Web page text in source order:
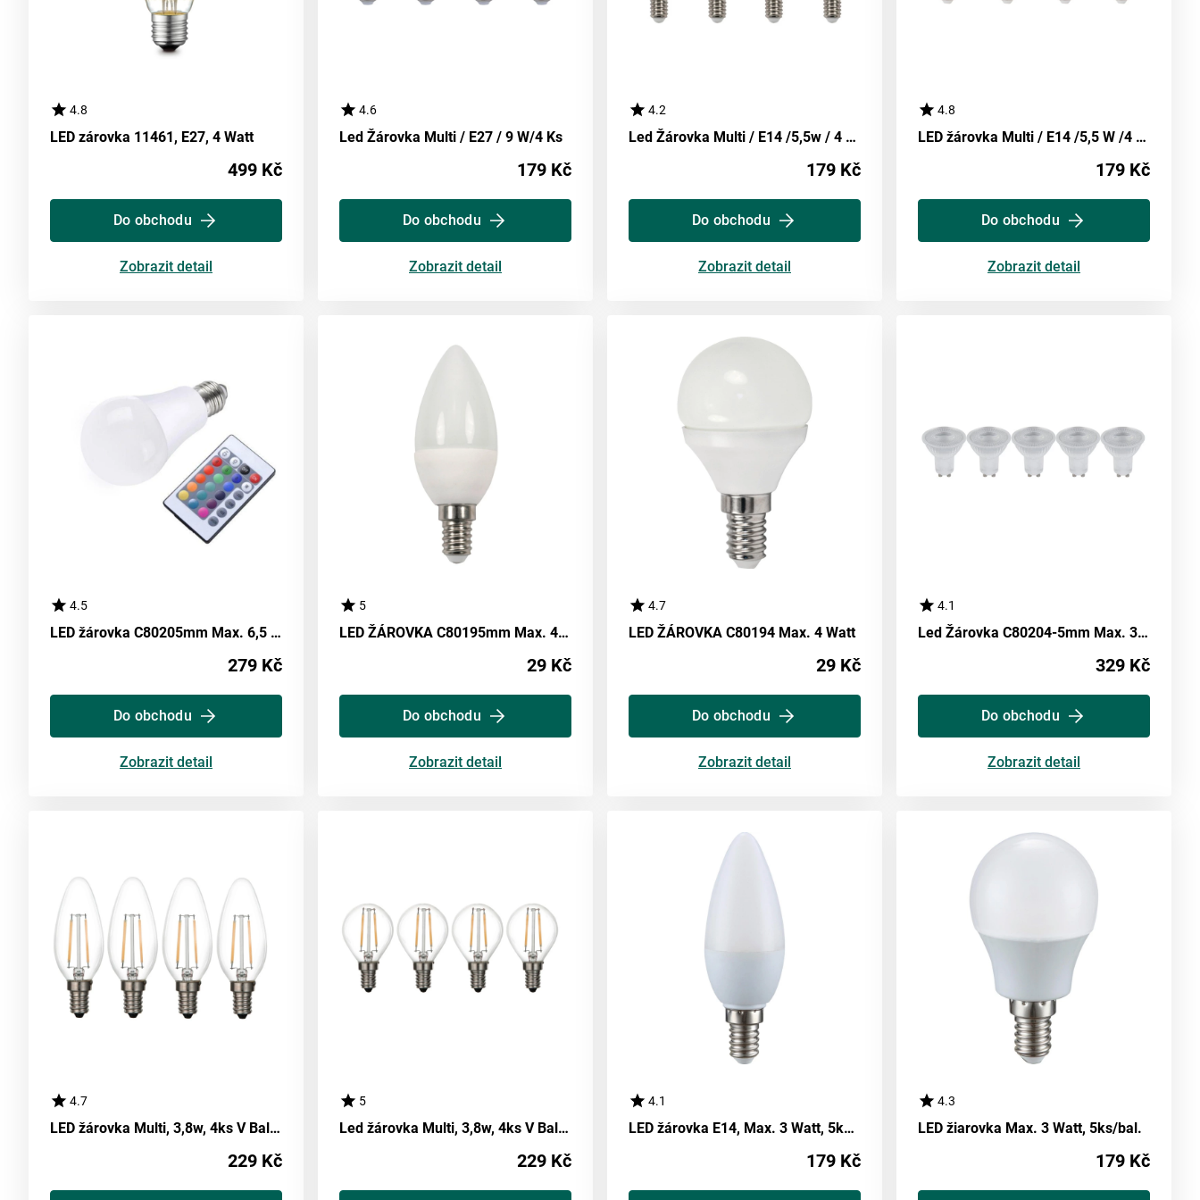
4.8
LED zárovka 11461, E27, 4 Watt
499 Kč
Do obchodu
Zobrazit detail
4.6
Led Žárovka Multi / E27 / 9 W/4 Ks
179 Kč
Do obchodu
Zobrazit detail
4.2
Led Žárovka Multi / E14 /5,5w / 4 Ks
179 Kč
Do obchodu
Zobrazit detail
4.8
LED žárovka Multi / E14 /5,5 W /4 Ks
179 Kč
Do obchodu
Zobrazit detail
4.5
LED žárovka C80205mm Max. 6,5 Watt
279 Kč
Do obchodu
Zobrazit detail
5
LED ŽÁROVKA C80195mm Max. 4 Watt
29 Kč
Do obchodu
Zobrazit detail
4.7
LED ŽÁROVKA C80194 Max. 4 Watt
29 Kč
Do obchodu
Zobrazit detail
4.1
Led Žárovka C80204-5mm Max. 3 Watt
329 Kč
Do obchodu
Zobrazit detail
4.7
LED žárovka Multi, 3,8w, 4ks V Balení
229 Kč
5
Led žárovka Multi, 3,8w, 4ks V Balení
229 Kč
4.1
LED žárovka E14, Max. 3 Watt, 5ks/bal.
179 Kč
4.3
LED žiarovka Max. 3 Watt, 5ks/bal.
179 Kč